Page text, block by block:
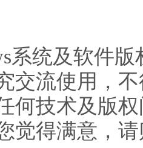
系统及软件
交流使用，
何技术及版
觉得满意，